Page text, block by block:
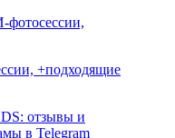
+подходящие